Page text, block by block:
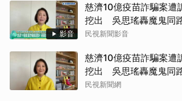
影音
慈濟10億疫苗詐騙案遭
挖出 吳思瑤轟魔鬼同
民視新聞影音
慈濟10億疫苗詐騙案遭
挖出 吳思瑤轟魔鬼同
民視新聞網